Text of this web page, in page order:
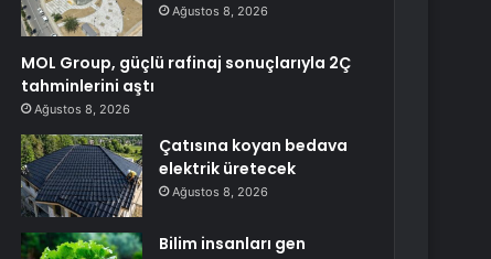
Ağustos 8, 2026
MOL Group, güçlü rafinaj sonuçlarıyla 2Ç
tahminlerini aştı
Ağustos 8, 2026
Çatısına koyan bedava
elektrik üretecek
Ağustos 8, 2026
Bilim insanları gen